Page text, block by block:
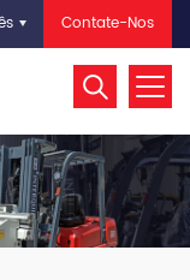
Contate-Nos